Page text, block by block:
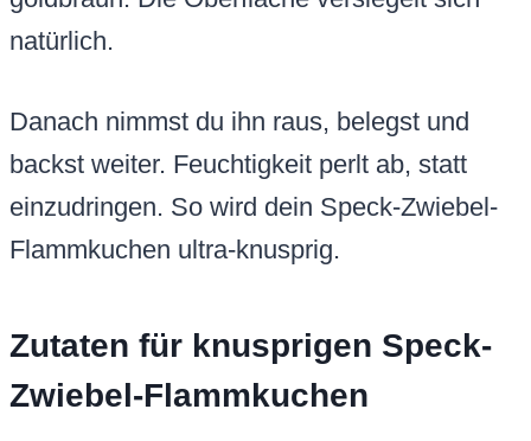
natürlich.
Danach nimmst du ihn raus, belegst und
backst weiter. Feuchtigkeit perlt ab, statt
einzudringen. So wird dein Speck-Zwiebel-
Flammkuchen ultra-knusprig.
Zutaten für knusprigen Speck-
Zwiebel-Flammkuchen